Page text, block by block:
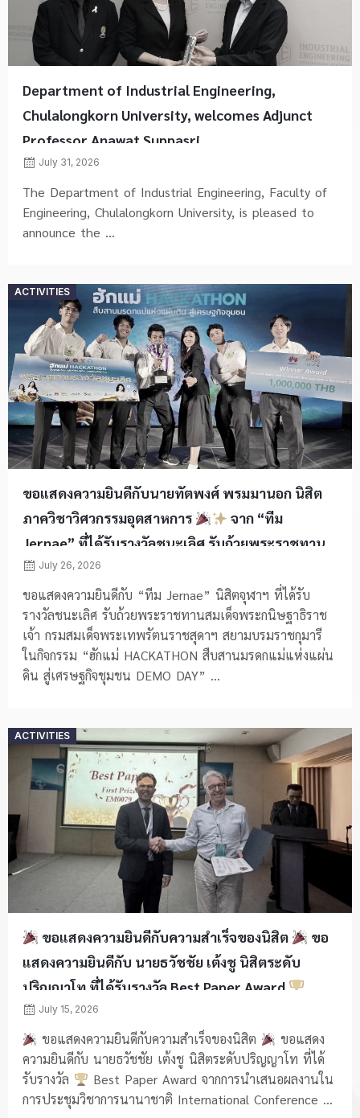
Department of Industrial Engineering,
Chulalongkorn University, welcomes Adjunct
Professor Anawat Suppasri
July 31, 2026
The Department of Industrial Engineering, Faculty of
Engineering, Chulalongkorn University, is pleased to
announce the ...
ACTIVITIES
ขอแสดงความยินดีกับนายทัตพงศ์ พรมมานอก นิสิต
ภาควิชาวิศวกรรมอุตสาหการ
จาก “ทีม
Jernae” ที่ได้รับรางวัลชนะเลิศ รับถ้วยพระราชทาน
สมเด็จพระกนิษฐาธิราชเจ้า กรมสมเด็จพระเทพรัตน
ราชสุดาฯ สยามบรมราชกุมารี
Posted
July 26, 2026
ขอแสดงความยินดีกับ “ทีม Jernae” นิสิตจุฬาฯ ที่ได้รับ
รางวัลชนะเลิศ รับถ้วยพระราชทานสมเด็จพระกนิษฐาธิราช
เจ้า กรมสมเด็จพระเทพรัตนราชสุดาฯ สยามบรมราชกุมารี
ในกิจกรรม “ฮักแม่ HACKATHON สืบสานมรดกแม่แห่งแผ่น
ดิน สู่เศรษฐกิจชุมชน DEMO DAY” ...
ACTIVITIES
ขอแสดงความยินดีกับความสำเร็จของนิสิต
ขอ
แสดงความยินดีกับ นายธวัชชัย เต้งชู นิสิตระดับ
ปริญญาโท ที่ได้รับรางวัล Best Paper Award
Posted
on
July 15, 2026
ขอแสดงความยินดีกับความสำเร็จของนิสิต
ขอแสดง
ความยินดีกับ นายธวัชชัย เต้งชู นิสิตระดับปริญญาโท ที่ได้
รับรางวัล
Best Paper Award จากการนำเสนอผลงานใน
การประชุมวิชาการนานาชาติ International Conference ...